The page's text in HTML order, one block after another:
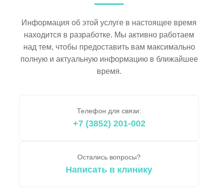
Информация об этой услуге в настоящее время
находится в разработке. Мы активно работаем
над тем, чтобы предоставить вам максимально
полную и актуальную информацию в ближайшее
время.
Телефон для связи:
+7 (3852) 201-002
Остались вопросы?
Написать в клинику